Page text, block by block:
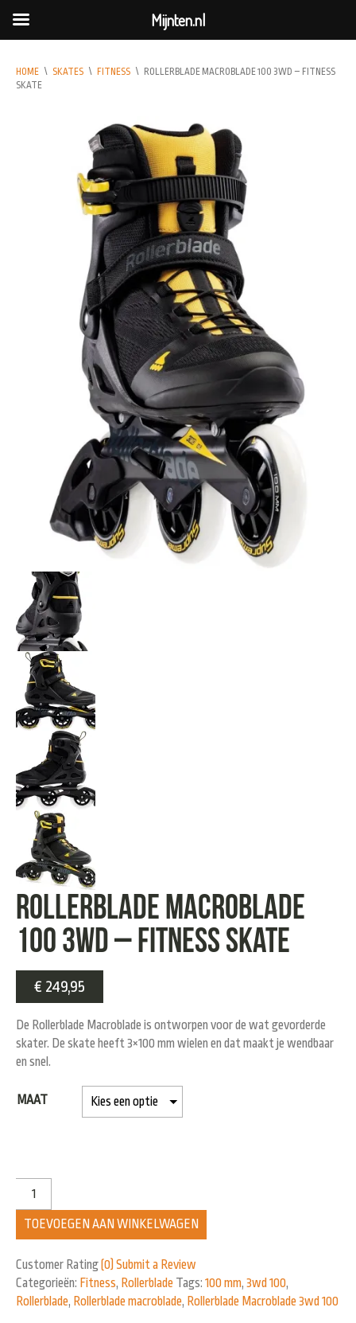
HOME \ SKATES \ FITNESS \ ROLLERBLADE MACROBLADE 100 3WD – FITNESS
SKATE
Rollerblade Macroblade
100 3wd – fitness skate
€ 249,95
De Rollerblade Macroblade is ontworpen voor de wat gevorderde
skater. De skate heeft 3×100 mm wielen en dat maakt je wendbaar
en snel.
MAAT
TOEVOEGEN AAN WINKELWAGEN
Customer Rating(0) Submit a Review
Categorieën: Fitness, Rollerblade Tags: 100 mm, 3wd 100,
Rollerblade, Rollerblade macroblade, Rollerblade Macroblade 3wd 100
Mijnten.nl